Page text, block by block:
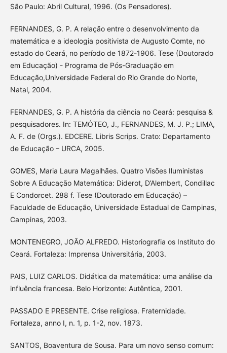
São Paulo: Abril Cultural, 1996. (Os Pensadores).
FERNANDES, G. P. A relação entre o desenvolvimento da
matemática e a ideologia positivista de Augusto Comte, no
estado do Ceará, no período de 1872-1906. Tese (Doutorado
em Educação) - Programa de Pós-Graduação em
Educação,Universidade Federal do Rio Grande do Norte,
Natal, 2004.
FERNANDES, G. P. A história da ciência no Ceará: pesquisa &
pesquisadores. In: TEMÓTEO, J., FERNANDES, M. J. P.; LIMA,
A. F. de (Orgs.). EDCERE. Libris Scrips. Crato: Departamento
de Educação – URCA, 2005.
GOMES, Maria Laura Magalhães. Quatro Visões Iluministas
Sobre A Educação Matemática: Diderot, D’Alembert, Condillac
E Condorcet. 288 f. Tese (Doutorado em Educação) –
Faculdade de Educação, Universidade Estadual de Campinas,
Campinas, 2003.
MONTENEGRO, JOÃO ALFREDO. Historiografia os Instituto do
Ceará. Fortaleza: Imprensa Universitária, 2003.
PAIS, LUIZ CARLOS. Didática da matemática: uma análise da
influência francesa. Belo Horizonte: Autêntica, 2001.
PASSADO E PRESENTE. Crise religiosa. Fraternidade.
Fortaleza, anno I, n. 1, p. 1-2, nov. 1873.
SANTOS, Boaventura de Sousa. Para um novo senso comum: